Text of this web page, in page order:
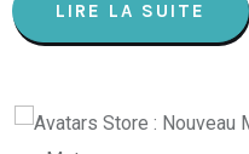
LIRE LA SUITE